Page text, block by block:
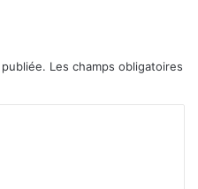
Les champs obligatoires